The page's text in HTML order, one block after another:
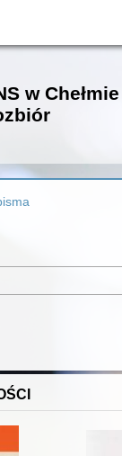
w Chełmie